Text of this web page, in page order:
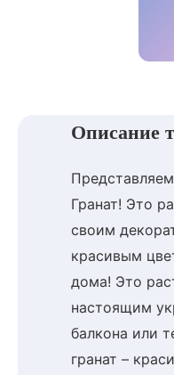
Описание
Гранат! Это
своим
красивым
дома! Это
настоящим
балкона или
гранат –